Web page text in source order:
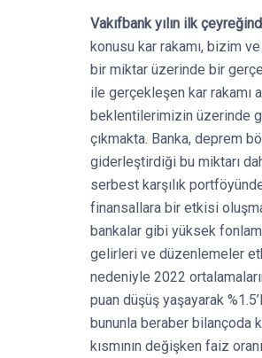
Vakıfbank yılın ilk
konusu kar rakamı, bizim
bir miktar üzerinde bir
ile gerçekleşen kar rakamı
beklentilerimizin üzerinde
çıkmakta. Banka, deprem
giderleştirdiği bu miktarı
serbest karşılık
finansallara bir etkisi
bankalar gibi yüksek
gelirleri ve düzenlemeler
nedeniyle 2022
puan düşüş yaşayarak
bununla beraber bilançoda
kısmının değişken faiz